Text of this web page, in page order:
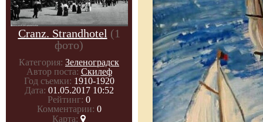
Cranz. Strandhotel (1
фото)
Категория: Зеленоградск
Автор поста: Скилеф
Год съемки: 1910-1920
Дата: 01.05.2017 10:52
Рейтинг: 0
Комментарии: 0
Карта: